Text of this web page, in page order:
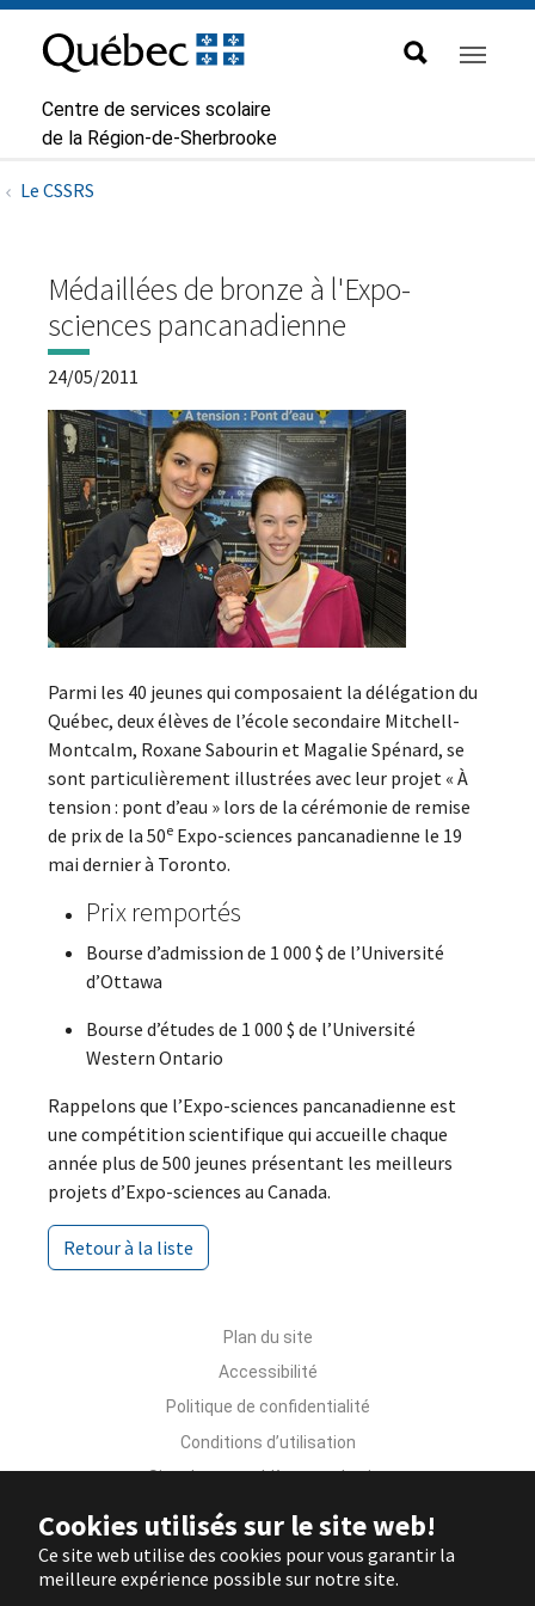
Cookies utilisés sur le site web!
Ce site web utilise des cookies pour vous garantir la
meilleure expérience possible sur notre site.
Aller à la navigation principale
Aller au contenu principal
Passer au pied de page
au
contenu
Centre de services scolaire
de la Région-de-Sherbrooke
Le CSSRS
Médaillées de bronze à l'Expo-
sciences pancanadienne
24/05/2011
Parmi les 40 jeunes qui composaient la délégation du
Québec, deux élèves de l’école secondaire Mitchell-
Montcalm, Roxane Sabourin et Magalie Spénard, se
sont particulièrement illustrées avec leur projet « À
tension : pont d’eau » lors de la cérémonie de remise
de prix de la 50e Expo-sciences pancanadienne le 19
mai dernier à Toronto.
Prix remportés
Bourse d’admission de 1 000 $ de l’Université
d’Ottawa
Bourse d’études de 1 000 $ de l’Université
Western Ontario
Rappelons que l’Expo-sciences pancanadienne est
une compétition scientifique qui accueille chaque
année plus de 500 jeunes présentant les meilleurs
projets d’Expo-sciences au Canada.
Retour à la liste
Plan du site
Accessibilité
Politique de confidentialité
Conditions d’utilisation
Signaler un problème sur le site
Nous joindre